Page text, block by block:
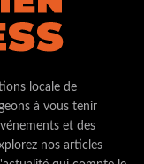
locale de
à vous tenir
et des
nos articles